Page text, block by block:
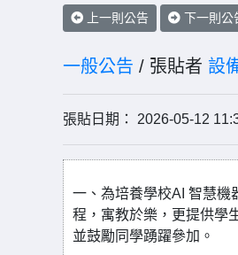
上一則公告 下一則公
一般公告 / 張貼者 設
張貼日期： 2026-05-12
一、為培養學校AI 智慧機
程，寓教於樂，更提供學
並鼓勵同學踴躍參加。